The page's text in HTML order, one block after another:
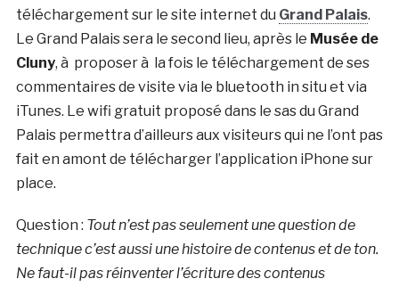
téléchargement sur le site internet du Grand Palais.
Le Grand Palais sera le second lieu, après le Musée de
Cluny, à proposer à la fois le téléchargement de ses
commentaires de visite via le bluetooth in situ et via
iTunes. Le wifi gratuit proposé dans le sas du Grand
Palais permettra d’ailleurs aux visiteurs qui ne l’ont pas
fait en amont de télécharger l’application iPhone sur
place.
Question : Tout n’est pas seulement une question de
technique c’est aussi une histoire de contenus et de ton.
Ne faut-il pas réinventer l’écriture des contenus